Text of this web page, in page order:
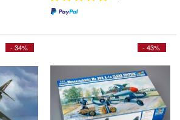
- 34% - 43%